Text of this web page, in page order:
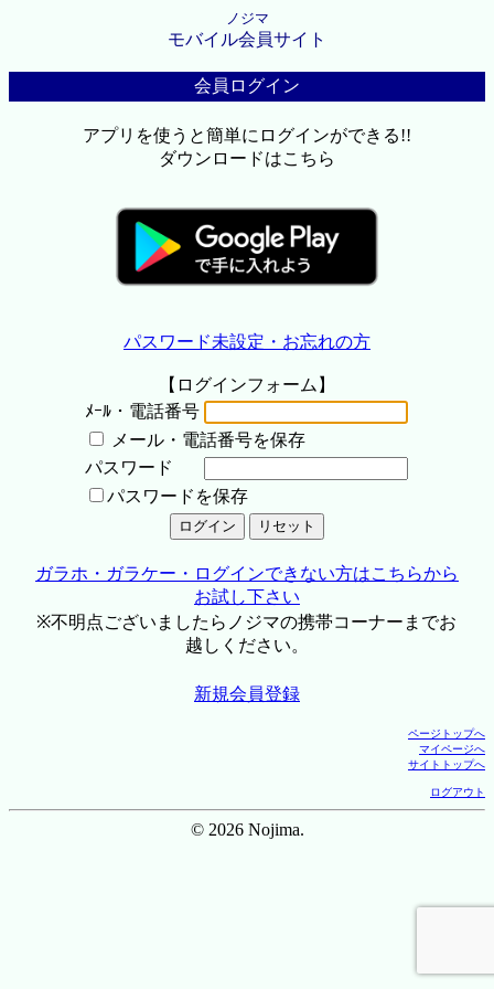
ノジマ
モバイル会員サイト
会員ログイン
アプリを使うと簡単にログインができる!!
ダウンロードはこちら
パスワード未設定・お忘れの方
【ログインフォーム】
ﾒｰﾙ・電話番号
メール・電話番号を保存
パスワード
パスワードを保存
ガラホ・ガラケー・ログインできない方はこちらから
お試し下さい
※不明点ございましたらノジマの携帯コーナーまでお
越しください。
新規会員登録
ページトップへ
マイページへ
サイトトップへ
ログアウト
© 2026 Nojima.